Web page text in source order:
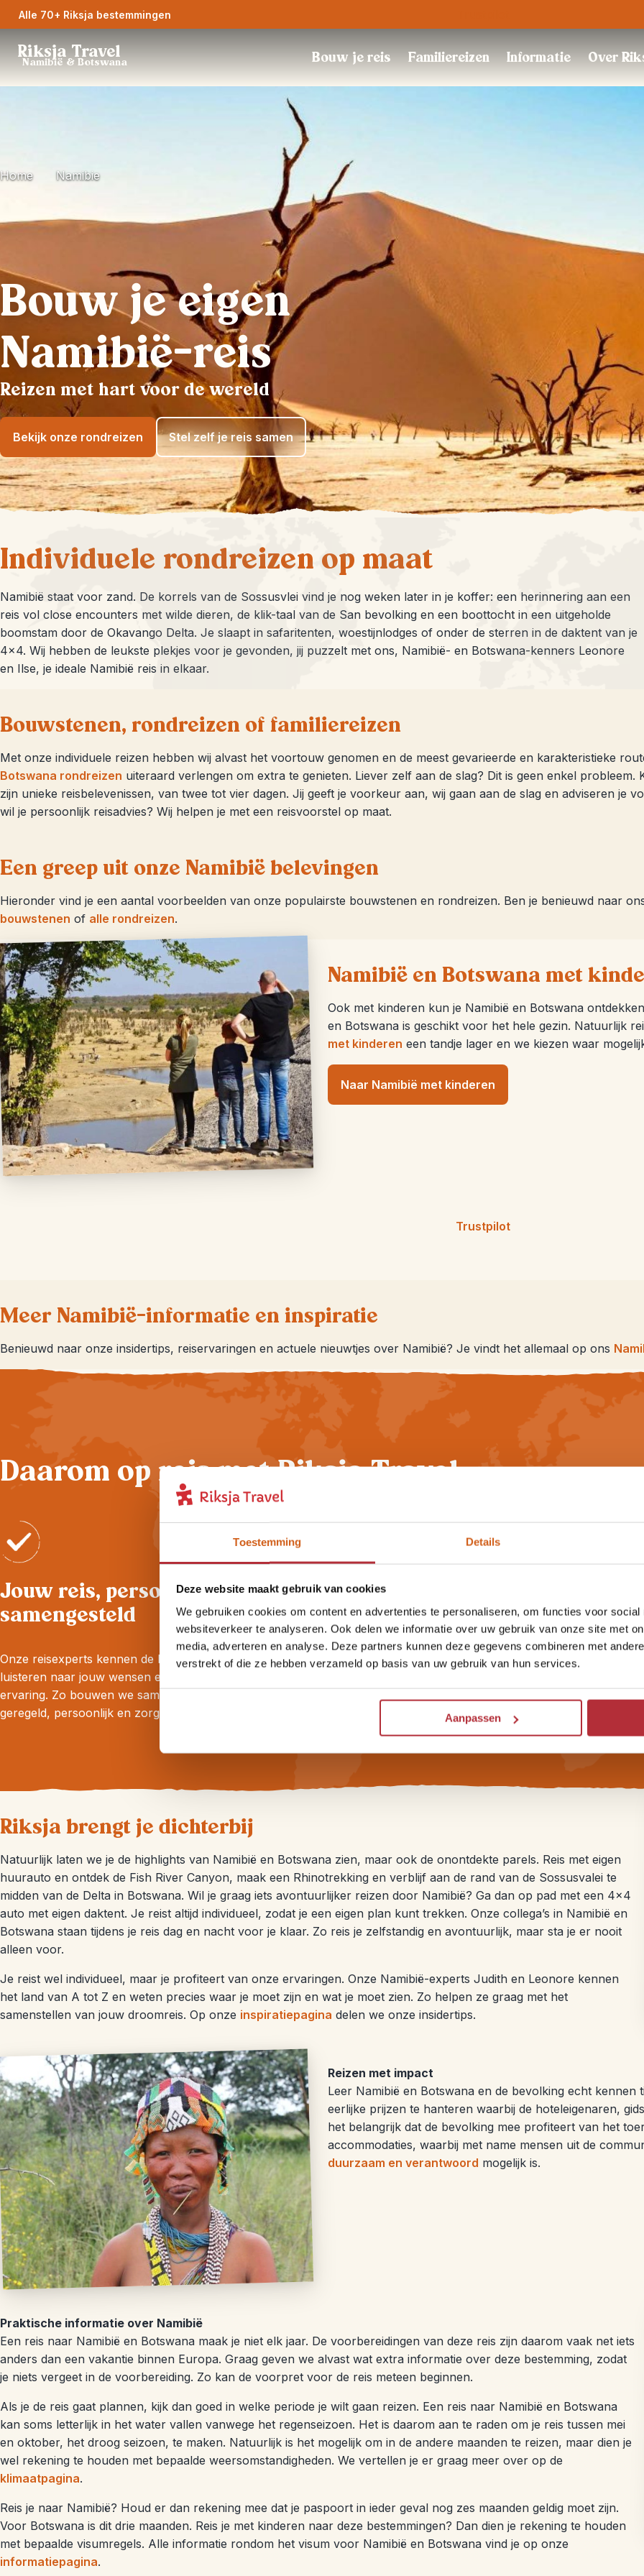
Toestemming Details
Deze website maakt gebruik van cookies
We gebruiken cookies om content en advertenties te personaliseren, om functies voor social
websiteverkeer te analyseren. Ook delen we informatie over uw gebruik van onze site met
media, adverteren en analyse. Deze partners kunnen deze gegevens combineren met
verstrekt of die ze hebben verzameld op basis van uw gebruik van hun services.
Aanpassen
Alle 70+ Riksja bestemmingen
Riksja Travel
Namibië & Botswana Bouw je reis Familiereizen Informatie Over
Home Namibie
Bouw je eigen
Namibië-reis
Reizen met hart voor de wereld
Bekijk onze rondreizen Stel zelf je reis samen
Individuele rondreizen op maat
Namibië staat voor zand. De korrels van de Sossusvlei vind je nog weken later in je koffer: een herinnering aan een
reis vol close encounters met wilde dieren, de klik-taal van de San bevolking en een boottocht in een uitgeholde
boomstam door de Okavango Delta. Je slaapt in safaritenten, woestijnlodges of onder de sterren in de daktent van je
4×4. Wij hebben de leukste plekjes voor je gevonden, jij puzzelt met ons, Namibië- en Botswana-kenners Leonore
en Ilse, je ideale Namibië reis in elkaar.
Bouwstenen, rondreizen of familiereizen
Met onze individuele reizen hebben wij alvast het voortouw genomen en de meest gevarieerde en karakteristieke
Botswana rondreizen uiteraard verlengen om extra te genieten. Liever zelf aan de slag? Dit is geen enkel probleem.
zijn unieke reisbelevenissen, van twee tot vier dagen. Jij geeft je voorkeur aan, wij gaan aan de slag en adviseren je
wil je persoonlijk reisadvies? Wij helpen je met een reisvoorstel op maat.
Een greep uit onze Namibië belevingen
Hieronder vind je een aantal voorbeelden van onze populairste bouwstenen en rondreizen. Ben je benieuwd naar
bouwstenen of alle rondreizen.
Namibië en Botswana met
Ook met kinderen kun je Namibië en Botswana
en Botswana is geschikt voor het hele gezin. Natuurlijk
met kinderen een tandje lager en we kiezen waar
Naar Namibië met kinderen
Trustpilot
Meer Namibië-informatie en inspiratie
Benieuwd naar onze insidertips, reiservaringen en actuele nieuwtjes over Namibië? Je vindt het allemaal op ons
Daarom op reis met Riksja Travel
Jouw reis, persoonlijk
samengesteld
Onze reisexperts kennen de bestemming door en door,
luisteren naar jouw wensen en adviseren uit eigen
ervaring. Zo bouwen we samen jouw reis op maat: goed
geregeld, persoonlijk en zorgeloos.
Kleinschalig en bijzonder
overnachten
Onze hotels zijn handpicked, kleinschalig en persoonlijk,
zijn we zelfs B Corp™ gecertificeerd.
Riksja brengt je dichterbij
Natuurlijk laten we je de highlights van Namibië en Botswana zien, maar ook de onontdekte parels. Reis met eigen
huurauto en ontdek de Fish River Canyon, maak een Rhinotrekking en verblijf aan de rand van de Sossusvalei te
midden van de Delta in Botswana. Wil je graag iets avontuurlijker reizen door Namibië? Ga dan op pad met een 4×4
auto met eigen daktent. Je reist altijd individueel, zodat je een eigen plan kunt trekken. Onze collega’s in Namibië en
Botswana staan tijdens je reis dag en nacht voor je klaar. Zo reis je zelfstandig en avontuurlijk, maar sta je er nooit
alleen voor.
Je reist wel individueel, maar je profiteert van onze ervaringen. Onze Namibië-experts Judith en Leonore kennen
het land van A tot Z en weten precies waar je moet zijn en wat je moet zien. Zo helpen ze graag met het
samenstellen van jouw droomreis. Op onze inspiratiepagina delen we onze insidertips.
Reizen met impact
Leer Namibië en Botswana en de bevolking echt kennen
eerlijke prijzen te hanteren waarbij de hoteleigenaren,
het belangrijk dat de bevolking mee profiteert van het
accommodaties, waarbij met name mensen uit de
duurzaam en verantwoord mogelijk is.
Praktische informatie over Namibië
Een reis naar Namibië en Botswana maak je niet elk jaar. De voorbereidingen van deze reis zijn daarom vaak net iets
anders dan een vakantie binnen Europa. Graag geven we alvast wat extra informatie over deze bestemming, zodat
je niets vergeet in de voorbereiding. Zo kan de voorpret voor de reis meteen beginnen.
Als je de reis gaat plannen, kijk dan goed in welke periode je wilt gaan reizen. Een reis naar Namibië en Botswana
kan soms letterlijk in het water vallen vanwege het regenseizoen. Het is daarom aan te raden om je reis tussen mei
en oktober, het droog seizoen, te maken. Natuurlijk is het mogelijk om in de andere maanden te reizen, maar dien je
wel rekening te houden met bepaalde weersomstandigheden. We vertellen je er graag meer over op de
klimaatpagina.
Reis je naar Namibië? Houd er dan rekening mee dat je paspoort in ieder geval nog zes maanden geldig moet zijn.
Voor Botswana is dit drie maanden. Reis je met kinderen naar deze bestemmingen? Dan dien je rekening te houden
met bepaalde visumregels. Alle informatie rondom het visum voor Namibië en Botswana vind je op onze
informatiepagina.